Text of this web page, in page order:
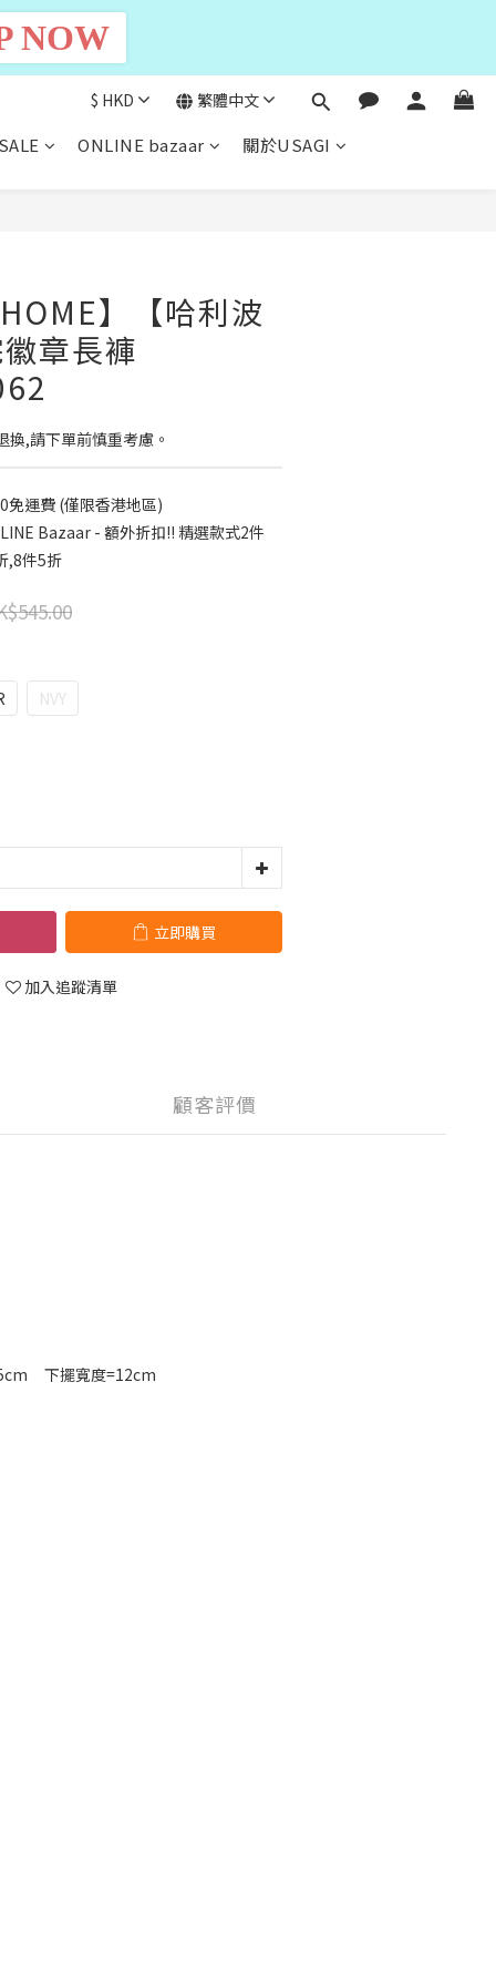
ONLINE bazaar 關於USAGI
$ HKD 繁體中文
】【哈利波
章長褲
,請下單前慎重考慮。
免運費 (僅限香港地區)
Bazaar - 額外折扣!! 精選款式2件
,8件5折
NVY
立即購買
加入追蹤清單
顧客評價
下擺寬度=12cm
立即購買
NOW